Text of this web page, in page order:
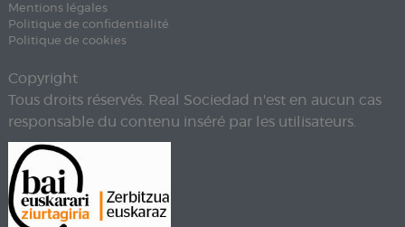
Mentions légales
Politique de confidentialité
Politique de cookies
Copyright
Tous droits réservés. Real Sociedad n'est en aucun cas
responsable du contenu inséré par les utilisateurs.